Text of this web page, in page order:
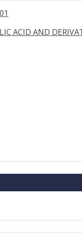
ACID AND